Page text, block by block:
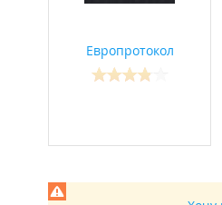
Европротокол